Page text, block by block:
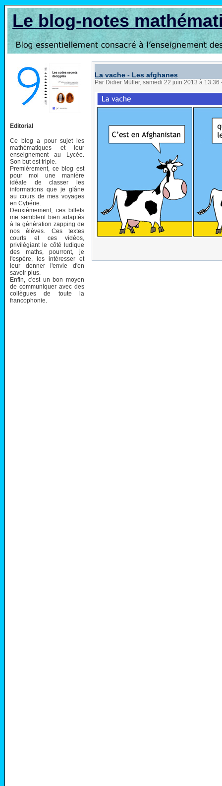
Le blog-notes
Editorial
Ce blog a pour sujet les
mathématiques et leur
enseignement au Lycée.
Son but est triple.
Premièrement, ce blog est
pour moi une manière
idéale de classer les
informations que je glâne
au cours de mes voyages
en Cybérie.
Deuxièmement, ces billets
me semblent bien adaptés
à la génération zapping de
nos élèves. Ces textes
courts et ces vidéos,
privilégiant le côté ludique
des maths, pourront, je
l'espère, les intéresser et
leur donner l'envie d'en
savoir plus.
Enfin, c'est un bon moyen
de communiquer avec des
collègues de toute la
francophonie.
La vache - Les afghanes
Par Didier Müller, samedi 22 juin 2013 à 13:36